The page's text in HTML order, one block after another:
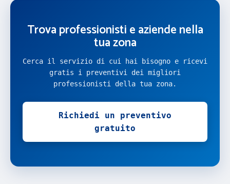
Trova professionisti e aziende nella
tua zona
Cerca il servizio di cui hai bisogno e ricevi
gratis i preventivi dei migliori
professionisti della tua zona.
Richiedi un preventivo
gratuito